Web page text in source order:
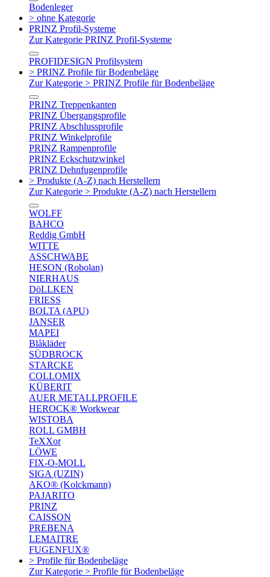
Bodenleger
> ohne Kategorie
PRINZ Profil-Systeme
Zur Kategorie PRINZ Profil-Systeme
PROFIDESIGN Profilsystem
> PRINZ Profile für Bodenbeläge
Zur Kategorie > PRINZ Profile für Bodenbeläge
PRINZ Treppenkanten
PRINZ Übergangsprofile
PRINZ Abschlussprofile
PRINZ Winkelprofile
PRINZ Rampenprofile
PRINZ Eckschutzwinkel
PRINZ Dehnfugenprofile
> Produkte (A-Z) nach Herstellern
Zur Kategorie > Produkte (A-Z) nach Herstellern
WOLFF
BAHCO
Reddig GmbH
WITTE
ASSCHWABE
HESON (Robolan)
NIERHAUS
DöLLKEN
FRIESS
BOLTA (APU)
JANSER
MAPEI
Blåkläder
SÜDBROCK
STARCKE
COLLOMIX
KÜBERIT
AUER METALLPROFILE
HEROCK® Workwear
WISTOBA
ROLL GMBH
TeXXor
LÖWE
FIX-O-MOLL
SIGA (UZIN)
AKO® (Kolckmann)
PAJARITO
PRINZ
CAISSON
PREBENA
LEMAITRE
FUGENFUX®
> Profile für Bodenbeläge
Zur Kategorie > Profile für Bodenbeläge